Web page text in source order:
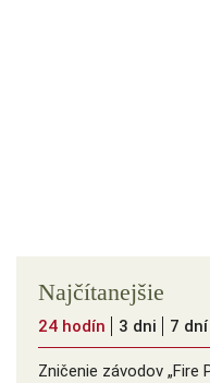
Najčítanejšie
24 hodín 3 dni 7 dní
Zničenie závodov „Fire